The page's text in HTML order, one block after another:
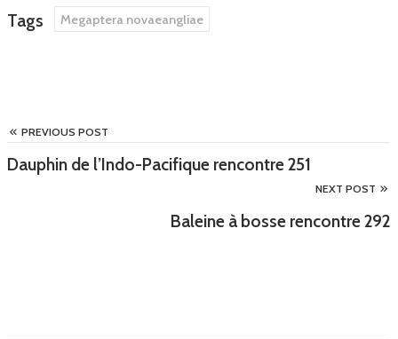
Tags Megaptera novaeangliae
PREVIOUS POST
Dauphin de l’Indo-Pacifique rencontre 251
NEXT POST
Baleine à bosse rencontre 292